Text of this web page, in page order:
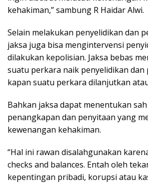
kehakiman,” sambung R Haidar Alwi.
Selain melakukan penyelidikan dan
jaksa juga bisa mengintervensi
dilakukan kepolisian. Jaksa bebas
suatu perkara naik penyelidikan dan
kapan suatu perkara dilanjutkan
Bahkan jaksa dapat menentukan
penangkapan dan penyitaan yang
kewenangan kehakiman.
“Hal ini rawan disalahgunakan
checks and balances. Entah oleh
kepentingan pribadi, korupsi atau